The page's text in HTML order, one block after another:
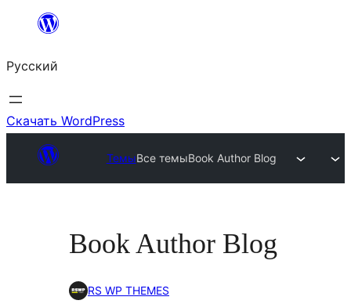
Перейти
содержимому
Русский
Скачать WordPress
ТемыВсе темыBook Author Blog
Book Author Blog
RS WP THEMES